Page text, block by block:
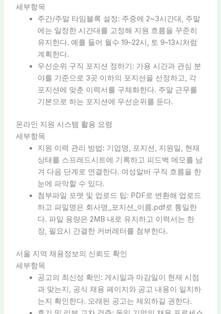
세부항목
주간/주말 타임블록 설정: 주중에 2~3시간대, 주말
에는 일정한 시간대를 고정해 지원 흐름을 꾸준히
유지한다. 예를 들어 월수 19–22시, 토 9–13시처럼
계획한다.
우선순위 구직 포지션 정하기: 가용 시간과 관심 분
야를 기준으로 3곳 이하의 포지션을 선정하고, 각
포지션에 맞춘 이력서를 구체화한다. 주말 근무를
기본으로 하는 포지션에 우선순위를 둔다.
온라인 지원 시스템 활용 요령
세부항목
지원 이력 관리 방법: 기업명, 포지션, 지원일, 현재
상태를 스프레드시트에 기록하고 피드백 메모를 남
겨 다음 단계로 연결한다. 여성알바 구직 흐름을 한
눈에 파악할 수 있다.
첨부파일 포맷 및 업로드 팁: PDF로 변환해 업로드
하고 파일명은 회사명_포지션_이름.pdf로 통일한
다. 파일 용량은 2MB 내로 유지하고 이력서는 한
장, 필요시 간결한 커버레터를 첨부한다.
서울 지역 채용정보의 신뢰도 확인
세부항목
공고의 최신성 확인: 게시일과 마감일이 현재 시점
과 맞는지, 공식 채용 페이지와 공고 내용이 일치하
는지 확인한다. 오래된 공고는 제외하길 권한다.